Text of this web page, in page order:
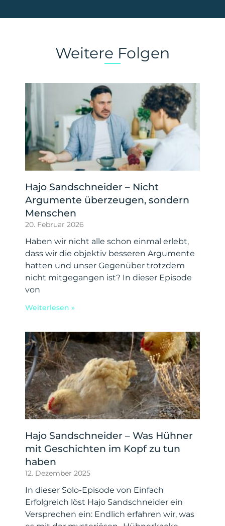
Weitere Folgen
Hajo Sandschneider – Nicht
Argumente überzeugen, sondern
Menschen
20. Februar 2026
Haben wir nicht alle schon einmal erlebt,
dass wir die objektiv besseren Argumente
hatten und unser Gegenüber trotzdem
nicht mitgegangen ist? In dieser Episode
von
Weiterlesen »
Hajo Sandschneider – Was Hühner
mit Geschichten im Kopf zu tun
haben
12. Dezember 2025
In dieser Solo-Episode von Einfach
Erfolgreich löst Hajo Sandschneider ein
Versprechen ein: Endlich erfahren wir, was